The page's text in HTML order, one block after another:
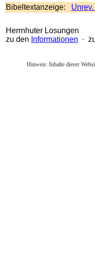
Bibeltextanzeige:
Herrnhuter Losungen
zu den Informationen ·
Hinweis: Inhalte dieser